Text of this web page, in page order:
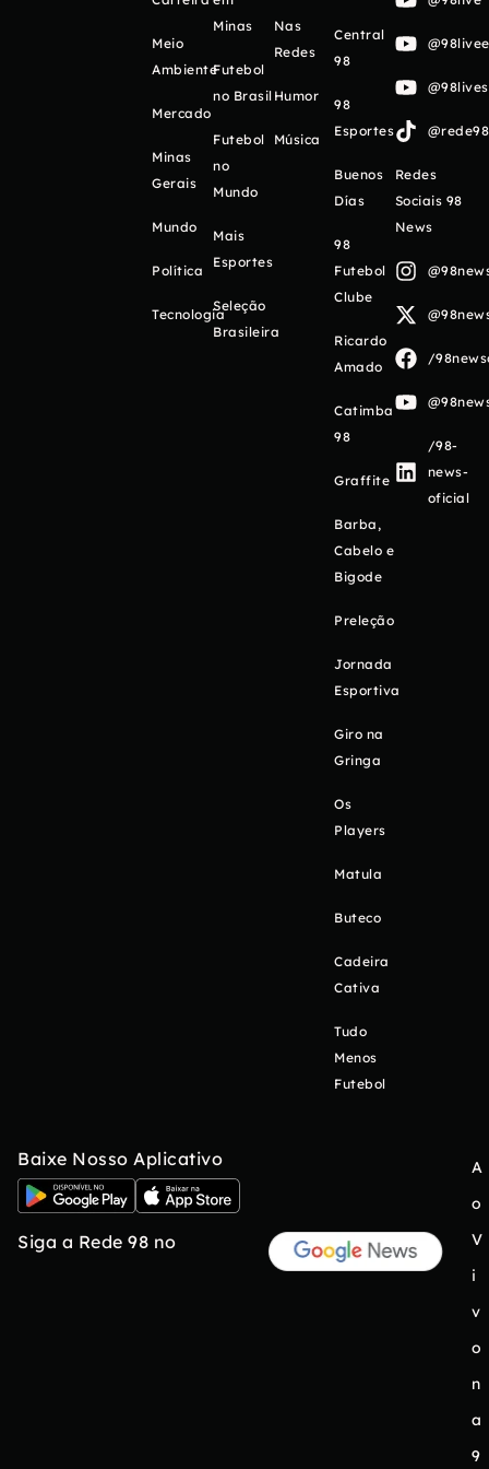
Meio
Ambiente
Mercado
Minas
Gerais
Mundo
Política
Tecnologia
Minas
Futebol
no Brasil
Futebol
no
Mundo
Mais
Esportes
Seleção
Brasileira
Nas
Redes
Humor
Música
Central
98
98
Esportes
Buenos
Días
98
Futebol
Clube
Ricardo
Amado
Catimba
98
Graffite
Barba,
Cabelo e
Bigode
Preleção
Jornada
Esportiva
Giro na
Gringa
Os
Players
Matula
Buteco
Cadeira
Cativa
Tudo
Menos
Futebol
Redes
Sociais 98
News
/
/98-
news-
oficial
Baixe Nosso Aplicativo
Siga a Rede 98 no
A
o
V
i
v
o
n
a
9